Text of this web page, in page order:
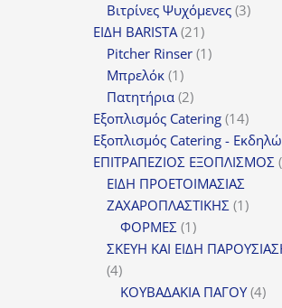
Βιτρίνες Ψυχόμενες 33
ΕΙΔΗ BARISTA 2121
προϊόντα
Pitcher Rinser 11
Μπρελόκ 11
προϊόν
Πατητήρια 22
προϊόντα
Εξοπλισμός Catering 1414
Εξοπλισμός Catering -
ΕΠΙΤΡΑΠΕΖΙΟΣ ΕΞΟΠΛΙΣΜΟΣ
ΕΙΔΗ ΠΡΟΕΤΟΙΜΑΣΙΑΣ
ΖΑΧΑΡΟΠΛΑΣΤΙΚΗΣ 11
ΦΟΡΜΕΣ 11
προϊόν
ΣΚΕΥΗ ΚΑΙ ΕΙΔΗ
44
προϊόντα
ΚΟΥΒΑΔΑΚΙΑ ΠΑΓΟΥ 44